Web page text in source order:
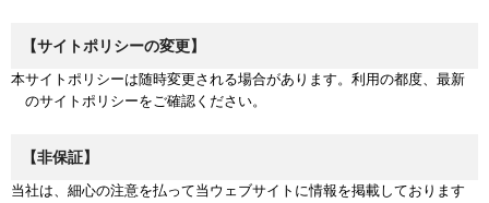
【サイトポリシーの変更】
本サイトポリシーは随時変更される場合があります。利用の都度、最新
のサイトポリシーをご確認ください。
【非保証】
当社は、細心の注意を払って当ウェブサイトに情報を掲載しております